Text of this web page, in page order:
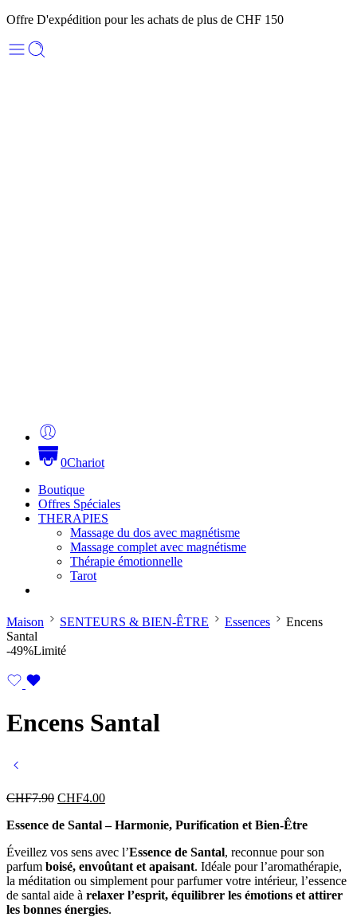
Offre D'expédition pour les achats de plus de CHF 150
0Chariot
Boutique
Offres Spéciales
THERAPIES
Massage du dos avec magnétisme
Massage complet avec magnétisme
Thérapie émotionnelle
Tarot
Maison SENTEURS & BIEN-ÊTRE Essences
Encens
Santal
-49%Limité
Encens Santal
CHF7.90 CHF4.00
Essence de Santal – Harmonie, Purification et Bien-Être
Éveillez vos sens avec l’Essence de Santal, reconnue pour son
parfum boisé, envoûtant et apaisant. Idéale pour l’aromathérapie,
la méditation ou simplement pour parfumer votre intérieur, l’essence
de santal aide à relaxer l’esprit, équilibrer les émotions et attirer
les bonnes énergies.